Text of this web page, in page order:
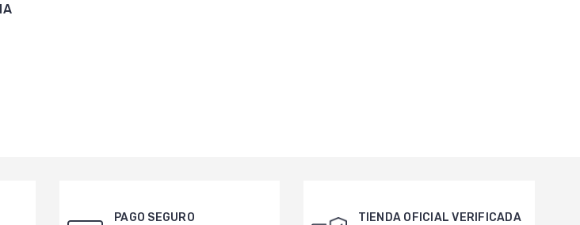
PAGO SEGURO TIENDA OFICIAL VERIFICADA